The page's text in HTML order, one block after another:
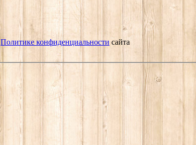
Политике конфиденциальности сайта